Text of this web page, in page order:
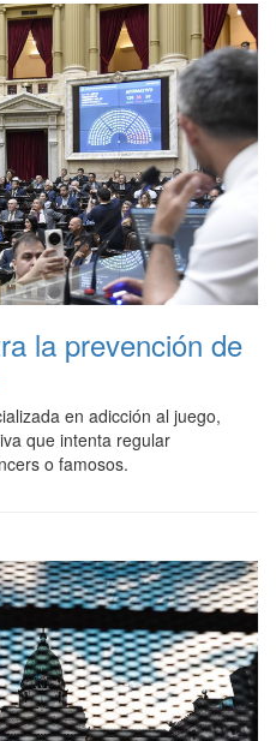
la prevención de
en adicción al juego,
que intenta regular
o famosos.